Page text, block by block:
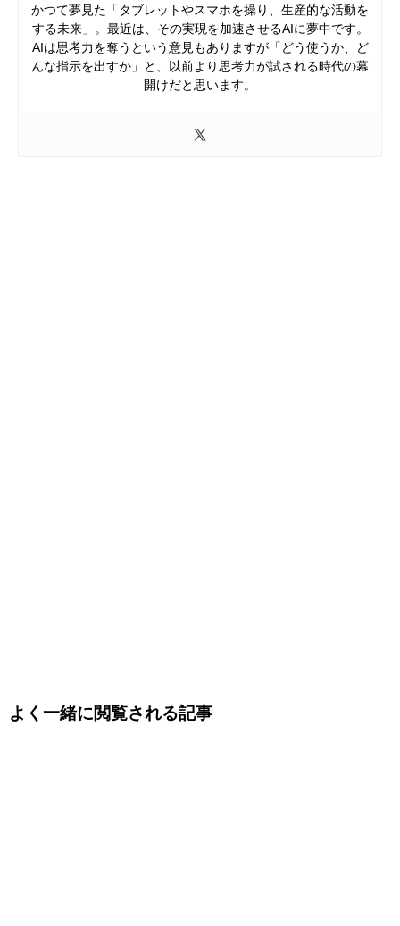
かつて夢見た「タブレットやスマホを操り、生産的な活動を
する未来」。最近は、その実現を加速させるAIに夢中です。
AIは思考力を奪うという意見もありますが「どう使うか、ど
んな指示を出すか」と、以前より思考力が試される時代の幕
開けだと思います。
よく一緒に閲覧される記事